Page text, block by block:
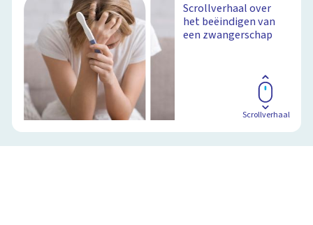
Scrollverhaal over
het beëindigen van
een zwangerschap
Scrollverhaal